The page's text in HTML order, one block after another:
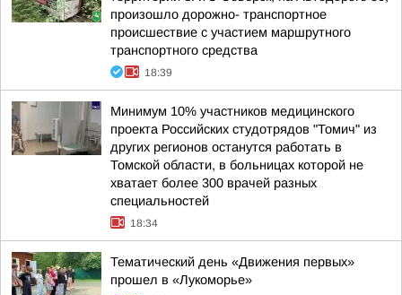
произошло дорожно- транспортное
происшествие с участием маршрутного
транспортного средства
18:39
Минимум 10% участников медицинского
проекта Российских студотрядов "Томич" из
других регионов останутся работать в
Томской области, в больницах которой не
хватает более 300 врачей разных
специальностей
18:34
Тематический день «Движения первых»
прошел в «Лукоморье»